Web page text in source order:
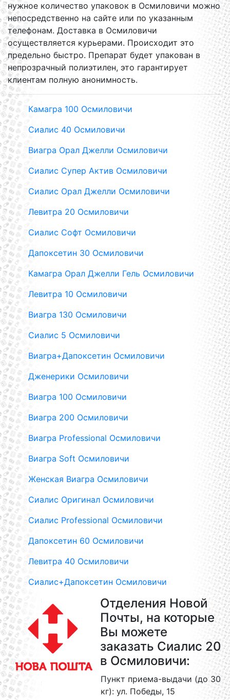
нужное количество упаковок в Осмиловичи можно
непосредственно на сайте или по указанным
телефонам. Доставка в Осмиловичи
осуществляется курьерами. Происходит это
предельно быстро. Препарат будет упакован в
непрозрачный полиэтилен, это гарантирует
клиентам полную анонимность.
Камагра 100 Осмиловичи
Сиалис 40 Осмиловичи
Виагра Орал Джелли Осмиловичи
Сиалис Супер Актив Осмиловичи
Сиалис Орал Джелли Осмиловичи
Левитра 20 Осмиловичи
Сиалис Софт Осмиловичи
Дапоксетин 30 Осмиловичи
Камагра Орал Джелли Гель Осмиловичи
Левитра 10 Осмиловичи
Виагра 130 Осмиловичи
Сиалис 5 Осмиловичи
Виагра+Дапоксетин Осмиловичи
Дженерики Осмиловичи
Виагра 100 Осмиловичи
Виагра 200 Осмиловичи
Виагра Professional Осмиловичи
Виагра Soft Осмиловичи
Женская Виагра Осмиловичи
Сиалис Оригинал Осмиловичи
Сиалис Professional Осмиловичи
Дапоксетин 60 Осмиловичи
Левитра 40 Осмиловичи
Сиалис+Дапоксетин Осмиловичи
Отделения Новой
Почты, на которые
Вы можете
заказать Сиалис 20
в Осмиловичи:
Пункт приема-выдачи (до 30
кг): ул. Победы, 15